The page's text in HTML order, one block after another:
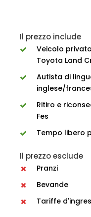
Il prezzo include
Veicolo
Toyota Land
Autista di
inglese/
Ritiro e
Fes
Tempo libero
Il prezzo esclude
Pranzi
Bevande
Tariffe